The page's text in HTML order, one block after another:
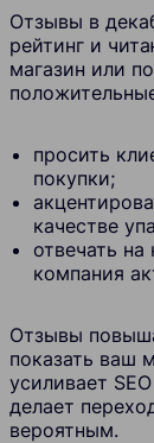
Отзывы в
рейтинг и
магазин или
просить
покупки;
качестве
отвечать
компания
Отзывы
показать ваш
усиливает
делает
вероятным.